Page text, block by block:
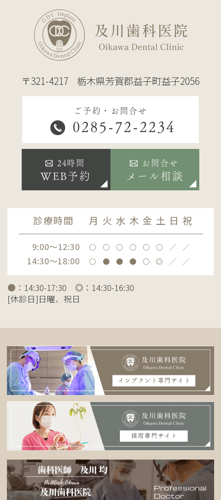
〒321-4217 栃木県芳賀郡益子町益子2056
ご予約・お問合せ
0285-72-2234
24時間
WEB予約
お問合せ
メール相談
診療時間 月 火 水 木 金 土 日 祝
9:00～12:30 〇 〇 〇 〇 〇 〇 ／ ／
14:30～18:00 〇 ● ● ● 〇 ◎ ／ ／
● ：14:30-17:30 ◎：14:30-16:30
[休診日]日曜、祝日